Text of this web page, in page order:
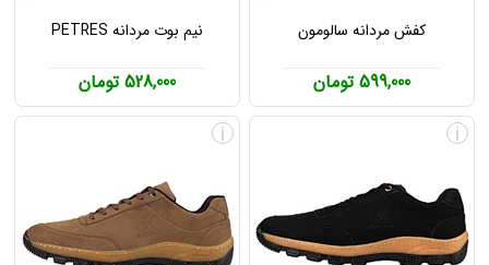
کفش مردانه سالومون
599,000 تومان
نیم بوت مردانه PETRES
528,000 تومان
i
i